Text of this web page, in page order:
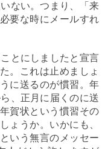
ない。つまり、「来
要な時にメールすれ
とにしましたと宣言
。これは止めましょ
に送るのが慣習。年
、正月に届くのに送
賀状という慣習その
ょうか。いかにも、
いう無言のメッセー